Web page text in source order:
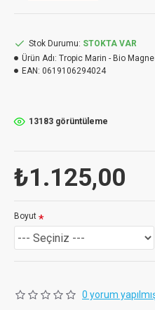
0 yorum
₺1.125,00
Stok Durumu: STOKTA VAR
Ürün Adı: Tropic Marin - Bio
EAN: 0619106294024
13183 görüntüleme
Boyut